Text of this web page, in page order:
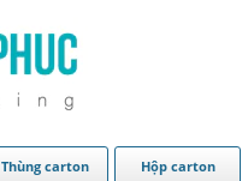
Thùng carton Hộp carton